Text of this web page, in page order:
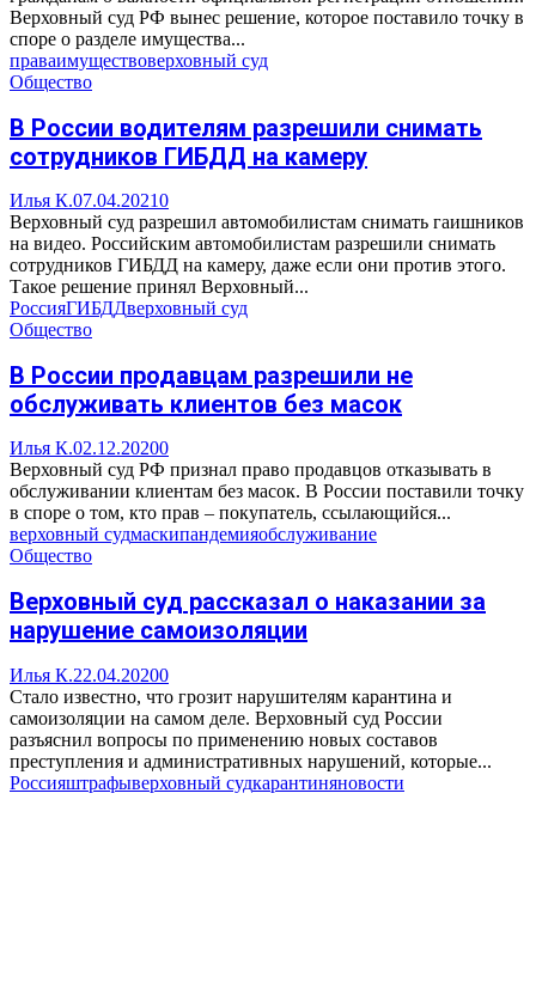
Верховный суд РФ вынес решение, которое поставило точку в
споре о разделе имущества...
праваимуществоверховный суд
Общество
В России водителям разрешили снимать
сотрудников ГИБДД на камеру
Илья К.07.04.20210
Верховный суд разрешил автомобилистам снимать гаишников
на видео. Российским автомобилистам разрешили снимать
сотрудников ГИБДД на камеру, даже если они против этого.
Такое решение принял Верховный...
РоссияГИБДДверховный суд
Общество
В России продавцам разрешили не
обслуживать клиентов без масок
Илья К.02.12.20200
Верховный суд РФ признал право продавцов отказывать в
обслуживании клиентам без масок. В России поставили точку
в споре о том, кто прав – покупатель, ссылающийся...
верховный судмаскипандемияобслуживание
Общество
Верховный суд рассказал о наказании за
нарушение самоизоляции
Илья К.22.04.20200
Стало известно, что грозит нарушителям карантина и
самоизоляции на самом деле. Верховный суд России
разъяснил вопросы по применению новых составов
преступления и административных нарушений, которые...
Россияштрафыверховный судкарантиняновости